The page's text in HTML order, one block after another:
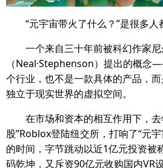
“元宇宙带火了什么？”是很多人
一个来自三十年前被科幻作家尼
（Neal·Stephenson）提出的概
个行业，也不是一款具体的产品，
独立于现实世界的虚拟空间。
在市场和资本的相互作用下，去
股”Roblox登陆纽交所，打响了“元
的时间，字节跳动以近1亿元投资被
码乾坤，又斥资90亿元收购国内VR